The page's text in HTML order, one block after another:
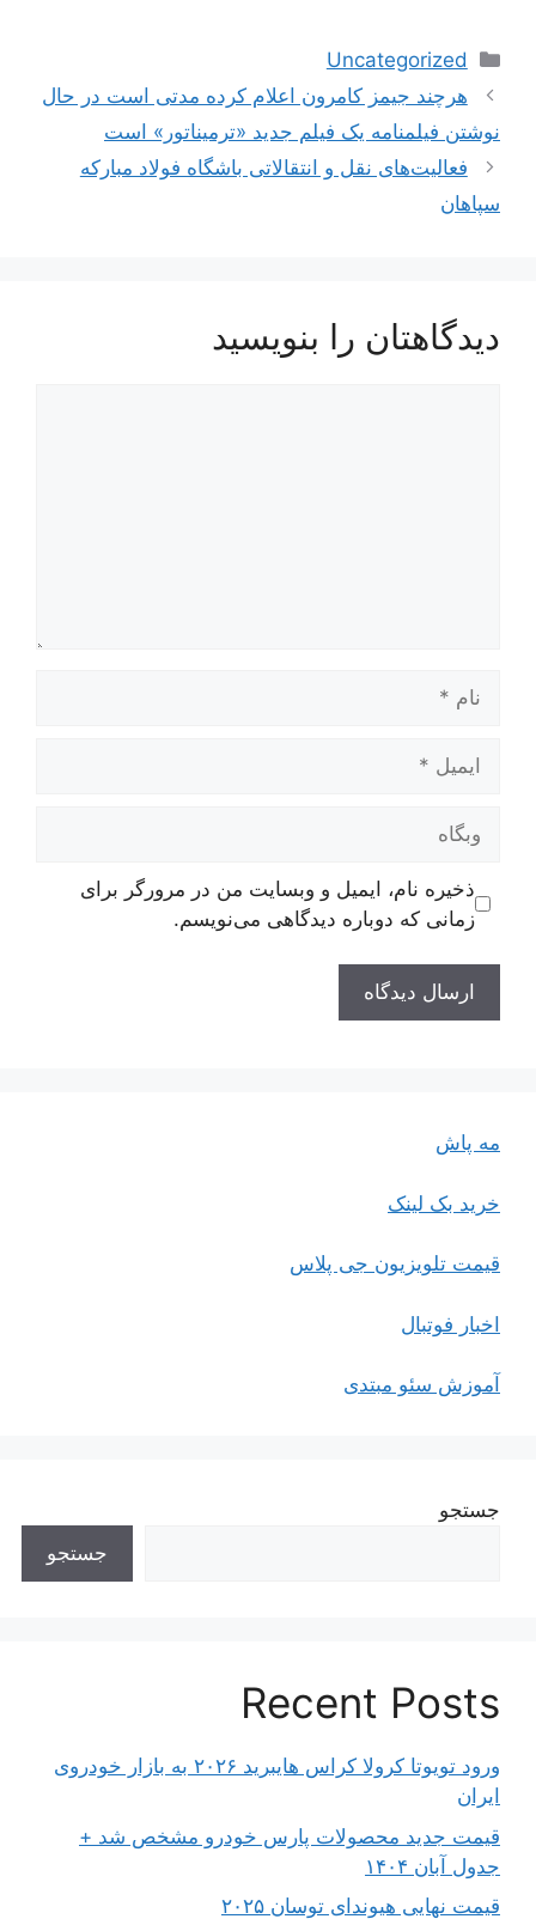
دسته‌ها
Uncategorized
هرچند جیمز کامرون اعلام کرده مدتی است در حال
نوشتن فیلمنامه یک فیلم جدید «ترمیناتور» است
فعالیت‌های نقل و انتقالاتی باشگاه فولاد مبارکه
سپاهان
دیدگاهتان را بنویسید
وبگاه
ذخیره نام، ایمیل و وبسایت من در مرورگر برای
زمانی که دوباره دیدگاهی می‌نویسم.
مه پاش
خرید بک لینک
قیمت تلویزیون جی پلاس
اخبار فوتبال
آموزش سئو مبتدی
جستجو
جستجو
Recent Posts
ورود تویوتا کرولا کراس هایبرید ۲۰۲۶ به بازار خودروی
ایران
قیمت جدید محصولات پارس خودرو مشخص شد +
جدول آبان ۱۴۰۴
قیمت نهایی هیوندای توسان ۲۰۲۵